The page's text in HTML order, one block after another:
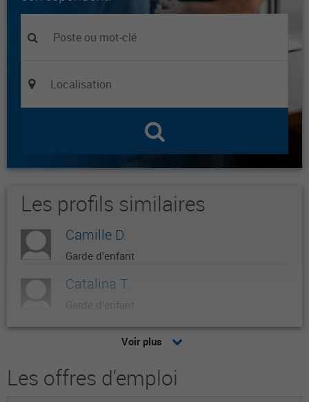
Les profils similaires
Camille D.
Garde d’enfant
Catalina T.
Garde d’enfant
Lea P.
Amandine J.
Voir plus
Les offres d'emploi